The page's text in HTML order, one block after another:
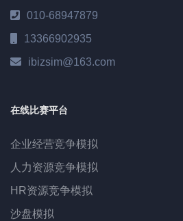
010-68947879
13366902935
ibizsim@163.com
在线比赛平台
企业经营竞争模拟
人力资源竞争模拟
HR资源竞争模拟
沙盘模拟